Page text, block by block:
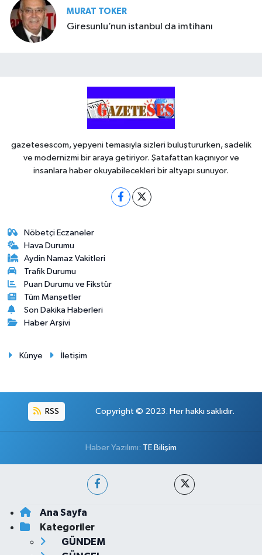
MURAT TOKER
Giresunlu’nun istanbul da imtihanı
gazetesescom, yepyeni temasıyla sizleri buluştururken, sadelik
ve modernizmi bir araya getiriyor. Şatafattan kaçınıyor ve
insanlara haber okuyabilecekleri bir altyapı sunuyor.
Nöbetçi Eczaneler
Hava Durumu
Aydin Namaz Vakitleri
Trafik Durumu
Puan Durumu ve Fikstür
Tüm Manşetler
Son Dakika Haberleri
Haber Arşivi
Künye İletişim
RSS Copyright © 2023. Her hakkı saklıdır.
Haber Yazılımı: TE Bilişim
Ana Sayfa
Kategoriler
GÜNDEM